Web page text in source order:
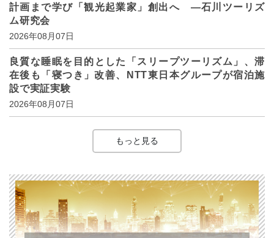
計画まで学び「観光起業家」創出へ ―石川ツーリズ
ム研究会
2026年08月07日
良質な睡眠を目的とした「スリープツーリズム」、滞
在後も「寝つき」改善、NTT東日本グループが宿泊施
設で実証実験
2026年08月07日
もっと見る